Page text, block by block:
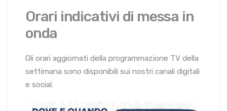
Orari indicativi di messa in
onda
Gli orari aggiornati della programmazione TV della
settimana sono disponibili sui nostri canali digitali
e social.